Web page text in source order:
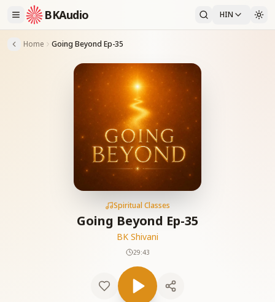
BKAudio HIN
Home Going Beyond Ep-35
Spiritual Classes
Going Beyond Ep-35
BK Shivani
29:43